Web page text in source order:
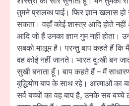
तुमने प्रालब्ध पाई। फिर ज्ञान खलास
सकता। वहाँ कोई शास्त्र आदि होते नहीं
आदि जो हैं उनका ज्ञान गुम नहीं होता।
सबको मालूम है। परन्तु बाप कहते हैं कि
वह कोई नहीं जानते। भारत दु:खी बन
सुखी बनाता हूँ। बाप कहते हैं – मैं
बुद्धियोग बाप के साथ रहे। आत्माओं का
सर्व बच्चों का वह बाप है, उनके सब